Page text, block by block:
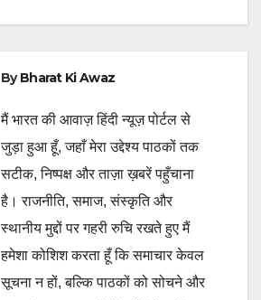
ByBharat Ki Awaz
मैं भारत की आवाज़ हिंदी न्यूज़ पोर्टल से
जुड़ा हुआ हूँ, जहाँ मेरा उद्देश्य पाठकों तक
सटीक, निष्पक्ष और ताज़ा ख़बरें पहुँचाना
है। राजनीति, समाज, संस्कृति और
स्थानीय मुद्दों पर गहरी रुचि रखते हुए मैं
हमेशा कोशिश करता हूँ कि समाचार केवल
सूचना न हों, बल्कि पाठकों को सोचने और